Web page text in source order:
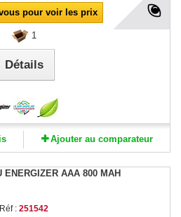
pour voir les prix
1
Détails
Ajouter au comparateur
ENERGIZER AAA 800 MAH
Réf : 251542